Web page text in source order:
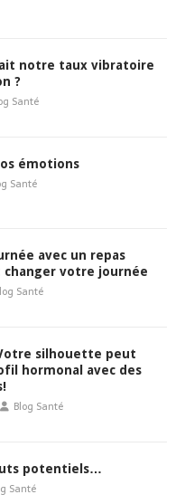
notre taux vibratoire
?
Santé
émotions
Santé
avec un repas
votre journée
Santé
silhouette peut
hormonal avec des
Blog Santé
potentiels…
Santé